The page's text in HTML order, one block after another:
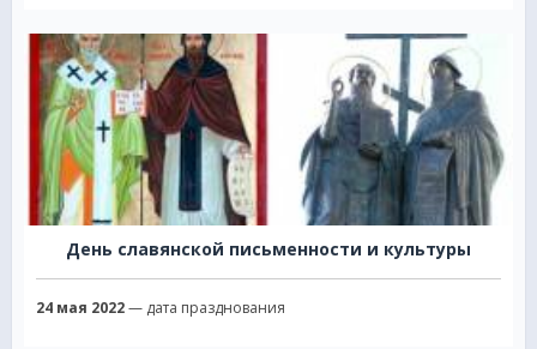
День славянской письменности и культуры
24 мая 2022— дата празднования